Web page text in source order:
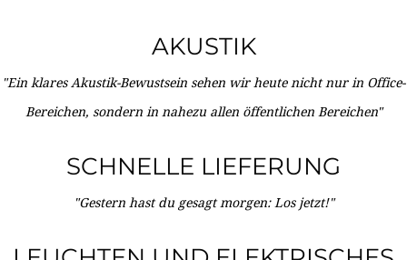
AKUSTIK
"Ein klares Akustik-Bewustsein sehen wir heute nicht nur in Office-
Bereichen, sondern in nahezu allen öffentlichen Bereichen"
SCHNELLE LIEFERUNG
"Gestern hast du gesagt morgen: Los jetzt!"